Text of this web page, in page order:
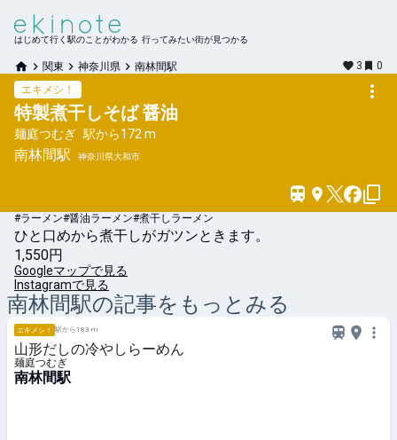
はじめて行く駅のことがわかる 行ってみたい街が見つかる
関東 神奈川県 南林間駅 3
0
エキメシ！
特製煮干しそば 醤油
麺庭つむぎ 駅から172 m
南林間駅 神奈川県大和市
#ラーメン#醤油ラーメン#煮干しラーメン
ひと口めから煮干しがガツンときます。
1,550円
Googleマップで見る
Instagramで見る
南林間駅の記事をもっとみる
エキメシ！ 駅から183 m
山形だしの冷やしらーめん
麺庭つむぎ
南林間駅